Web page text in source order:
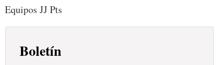
Equipos JJ Pts
Boletín